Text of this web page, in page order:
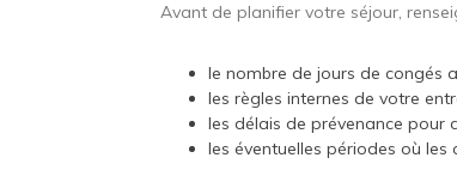
Avant de planifier votre séjour,
le nombre de jours de congés
les règles internes de votre
les délais de prévenance pour
les éventuelles périodes où les